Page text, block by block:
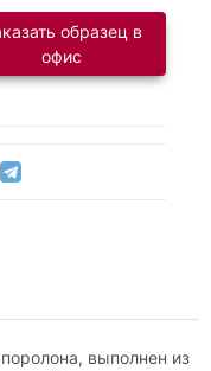
образец в
офис
выполнен из